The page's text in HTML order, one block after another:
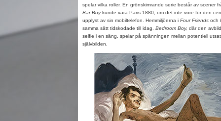
spelar vilka roller. En grönskimrande serie består av scener
Bar Boykunde vara Paris 1880, om det inte vore för den
upplyst av sin mobiltelefon. Hemmiljöerna i Four Friends och
samma sätt tidskodade till idag. Bedroom Boy, där den
selfie i en säng, spelar på spänningen mellan potentiell
självbilden.